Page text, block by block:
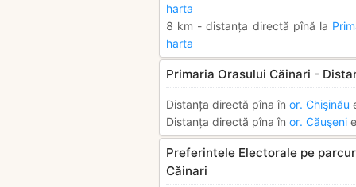
harta
8 km - distanța directă pînă la
harta
Primaria Orasului Căinari -
Distanța directă pîna în or. Chişinău
Distanța directă pîna în or. Căuşeni
Preferintele Electorale pe
Căinari